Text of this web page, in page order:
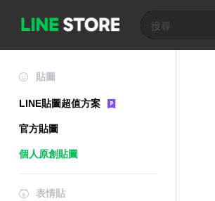
貼圖
LINE貼圖超值方案
官方貼圖
個人原創貼圖
表情貼